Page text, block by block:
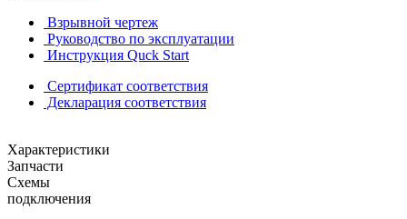
Взрывной чертеж
Руководство по эксплуатации
Инструкция Quck Start
Сертификат соответствия
Декларация соответствия
Характеристики
Запчасти
Схемы
подключения